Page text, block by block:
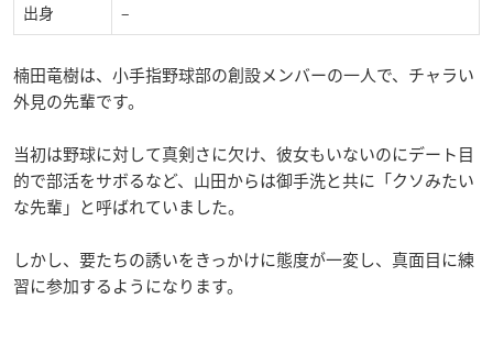
出身 –
楠田竜樹は、小手指野球部の創設メンバーの一人で、チャラい
外見の先輩です。
当初は野球に対して真剣さに欠け、彼女もいないのにデート目
的で部活をサボるなど、山田からは御手洗と共に「クソみたい
な先輩」と呼ばれていました。
しかし、要たちの誘いをきっかけに態度が一変し、真面目に練
習に参加するようになります。